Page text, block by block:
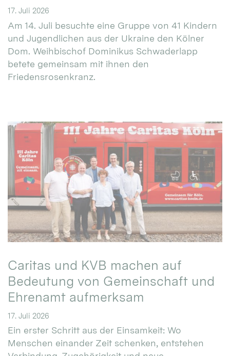
17. Juli 2026
Am 14. Juli besuchte eine Gruppe von 41 Kindern
und Jugendlichen aus der Ukraine den Kölner
Dom. Weihbischof Dominikus Schwaderlapp
betete gemeinsam mit ihnen den
Friedensrosenkranz.
Caritas und KVB machen auf
Bedeutung von Gemeinschaft und
Ehrenamt aufmerksam
17. Juli 2026
Ein erster Schritt aus der Einsamkeit: Wo
Menschen einander Zeit schenken, entstehen